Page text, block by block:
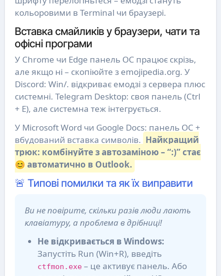
кольоровими в Terminal чи браузері.
Вставка смайликів у браузери, чати та
офісні програми
У Chrome чи Edge панель ОС працює скрізь,
але якщо ні – скопіюйте з emojipedia.org. У
Discord: Win/. відкриває емодзі з сервера плюс
системні. Telegram Desktop: своя панель (Ctrl
+ E), але системна теж інтегрується.
У Microsoft Word чи Google Docs: панель ОС +
вбудований вставка символів. Найкращий
трюк: комбінуйте з автозаміною – “:)” стає
😊 автоматично в Outlook.
🚨 Типові помилки та як їх виправити
Ви не повірите, скільки разів люди лають
клавіатуру, а проблема в дрібниці!
Не відкривається в Windows:
Запустіть Run (Win+R), введіть
ctfmon.exe– це активує панель. Або